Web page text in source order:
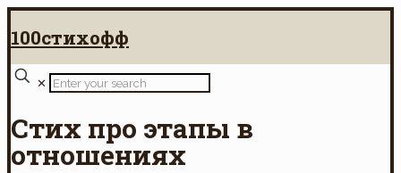
100стихофф
✕
Стих про этапы в
отношениях